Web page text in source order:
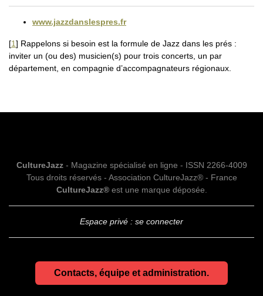
www.jazzdanslespres.fr
[1] Rappelons si besoin est la formule de Jazz dans les prés :
inviter un (ou des) musicien(s) pour trois concerts, un par
département, en compagnie d’accompagnateurs régionaux.
CultureJazz- Magazine spécialisé en ligne - ISSN 2266-4009
Tous droits réservés - Association CultureJazz® - France
CultureJazz®est une marque déposée.
Espace privé : se connecter
Contacts, équipe et administration.